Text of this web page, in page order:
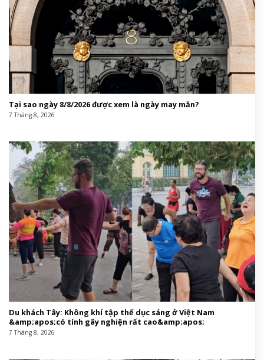
Tại sao ngày 8/8/2026 được xem là ngày may mắn?
7 Tháng 8, 2026
Du khách Tây: Không khí tập thể dục sáng ở Việt Nam
&amp;apos;có tính gây nghiện rất cao&amp;apos;
7 Tháng 8, 2026